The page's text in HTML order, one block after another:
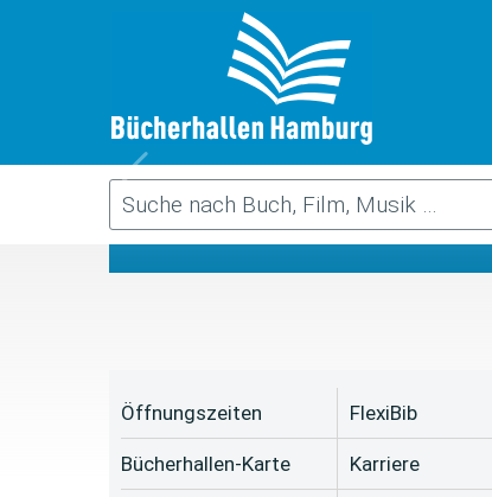
Öffnungszeiten
Bücherhallen-Karte
FlexiBib
Karriere